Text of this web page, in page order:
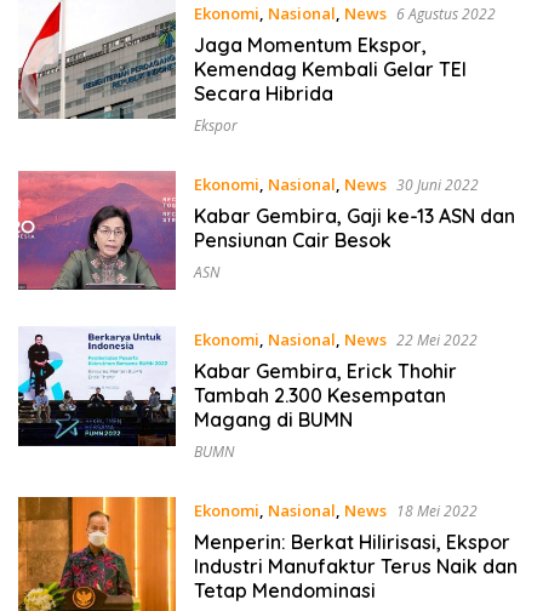
Ekonomi, Nasional, News 6 Agustus 2022
Jaga Momentum Ekspor,
Kemendag Kembali Gelar TEI
Secara Hibrida
Ekspor
Ekonomi, Nasional, News 30 Juni 2022
Kabar Gembira, Gaji ke-13 ASN dan
Pensiunan Cair Besok
ASN
Ekonomi, Nasional, News 22 Mei 2022
Kabar Gembira, Erick Thohir
Tambah 2.300 Kesempatan
Magang di BUMN
BUMN
Ekonomi, Nasional, News 18 Mei 2022
Menperin: Berkat Hilirisasi, Ekspor
Industri Manufaktur Terus Naik dan
Tetap Mendominasi